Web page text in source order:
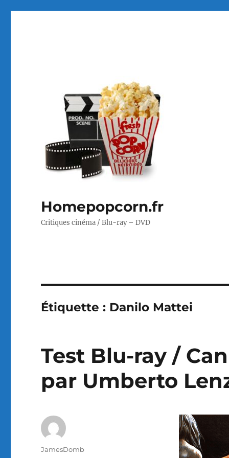
Homepopcorn.fr
Critiques cinéma / Blu-ray – DVD
Étiquette : Danilo Mattei
Test Blu-ray /
par Umberto
Auteur
JamesDomb